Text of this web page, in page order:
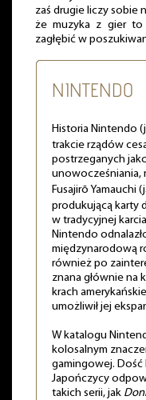
zaś drugie liczy sobie
że muzyka z gier
zagłębić w
NINTENDO
Historia Nintendo
trakcie rządów
postrzeganych
unowocześniania,
Fusajirō Yamauchi
produkującą karty
w tradycyjnej
Nintendo
międzynarodową
również po
znana głównie na
krach
umożliwił jej
W katalogu
kolosalnym
gamingowej. Dość
Japończycy
takich serii, jak